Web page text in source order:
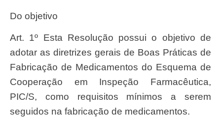
Do objetivo
Art. 1º Esta Resolução possui o objetivo de
adotar as diretrizes gerais de Boas Práticas de
Fabricação de Medicamentos do Esquema de
Cooperação em Inspeção Farmacêutica,
PIC/S, como requisitos mínimos a serem
seguidos na fabricação de medicamentos.